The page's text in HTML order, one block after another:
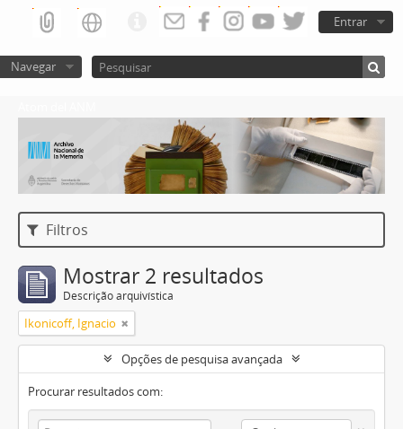
Entrar
Navegar
Filtros
Mostrar 2 resultados
Descrição arquivística
Ikonicoff, Ignacio
Opções de pesquisa avançada
Procurar resultados com: